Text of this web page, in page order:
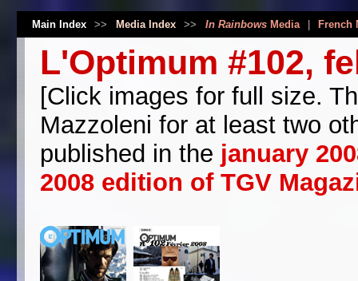
Main Index >> Media Index >> In RainbowsMedia French
L'Optimum #102,
[Click images for full size.
Mazzoleni for at least two
published in the january
2008 edition of TGV